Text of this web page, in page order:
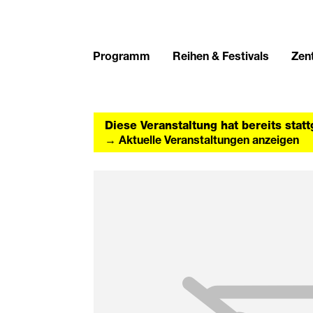
Programm Reihen & Festivals
Diese Veranstaltung hat bereits
→ Aktuelle Veranstaltungen anzeigen